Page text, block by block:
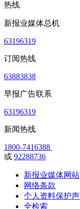
热线
新报业媒体总机
63196319
订阅热线
63883838
早报广告联系
63196319
新闻热线
1800-7416388
或 92288736
新报业媒体网站
网络条款
个人资料保护
全检索